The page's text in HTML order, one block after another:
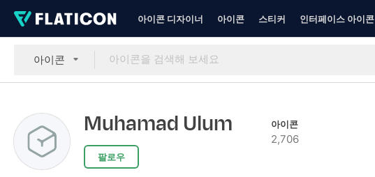
아이콘 디자이너 아이콘 스티커 인터페이스 아이콘
아이콘
Muhamad Ulum
팔로우
아이콘
2,706